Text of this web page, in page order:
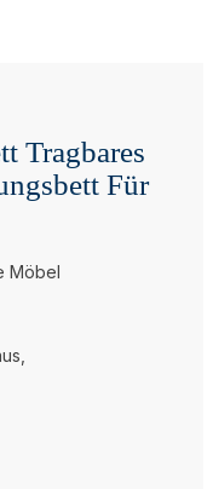
Tragbares
Für
Möbel